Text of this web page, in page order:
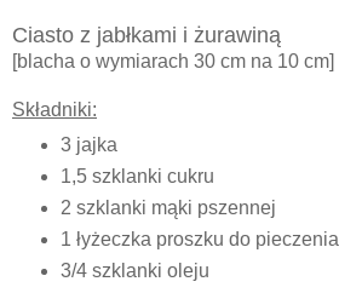
Ciasto z jabłkami i żurawiną
[blacha o wymiarach 30 cm na 10 cm]
Składniki:
3 jajka
1,5 szklanki cukru
2 szklanki mąki pszennej
1 łyżeczka proszku do pieczenia
3/4 szklanki oleju